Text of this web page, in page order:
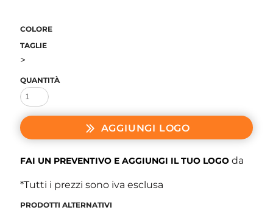
COLORE
TAGLIE
>
QUANTITÀ
AGGIUNGI LOGO
FAI UN PREVENTIVO E AGGIUNGI IL TUO LOGO da
*Tutti i prezzi sono iva esclusa
PRODOTTI ALTERNATIVI